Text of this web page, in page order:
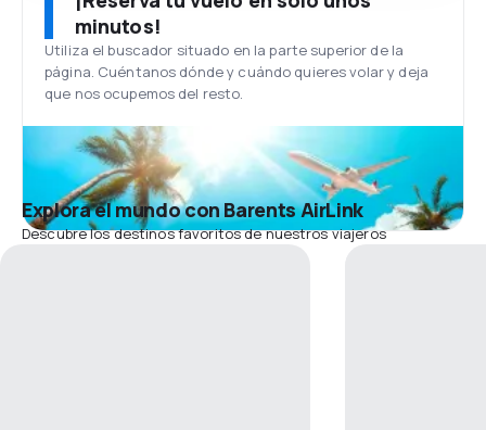
minutos!
Utiliza el buscador situado en la parte superior de la
página. Cuéntanos dónde y cuándo quieres volar y deja
que nos ocupemos del resto.
Explora el mundo con Barents AirLink
Descubre los destinos favoritos de nuestros viajeros